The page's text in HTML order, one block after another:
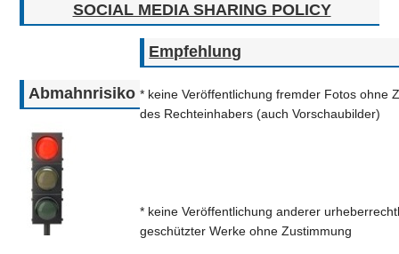
SOCIAL MEDIA SHARING POLICY
Empfehlung
Abmahnrisiko * keine Veröffentlichung fremder Fotos ohne
des Rechteinhabers (auch Vorschaubilder)
* keine Veröffentlichung anderer
geschützter Werke ohne Zustimmung